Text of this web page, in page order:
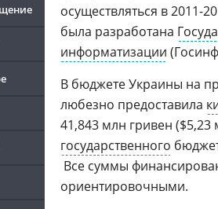
осуществляться в 2011-
была разработана
информатизации
В бюджете Украины на
любезно предоставила
41,843 млн гривен ($5,23
государственного
Все суммы
ориентировочными.